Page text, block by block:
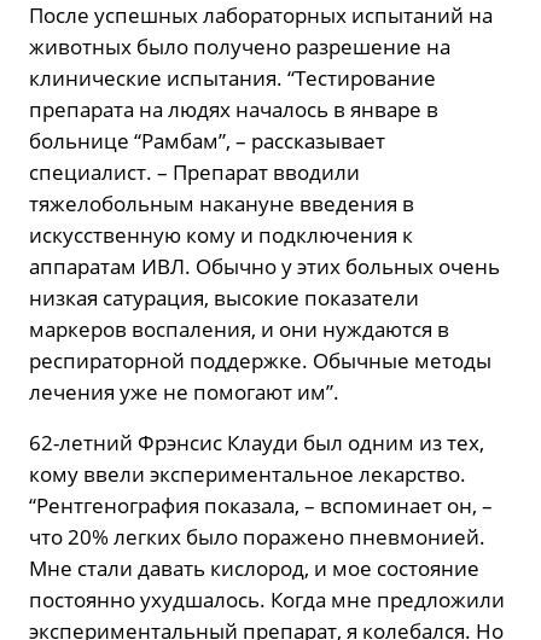
После успешных лабораторных испытаний на
животных было получено разрешение на
клинические испытания. “Тестирование
препарата на людях началось в январе в
больнице “Рамбам”, – рассказывает
специалист. – Препарат вводили
тяжелобольным накануне введения в
искусственную кому и подключения к
аппаратам ИВЛ. Обычно у этих больных очень
низкая сатурация, высокие показатели
маркеров воспаления, и они нуждаются в
респираторной поддержке. Обычные методы
лечения уже не помогают им”.
62-летний Фрэнсис Клауди был одним из тех,
кому ввели экспериментальное лекарство.
“Рентгенография показала, – вспоминает он, –
что 20% легких было поражено пневмонией.
Мне стали давать кислород, и мое состояние
постоянно ухудшалось. Когда мне предложили
экспериментальный препарат, я колебался. Но